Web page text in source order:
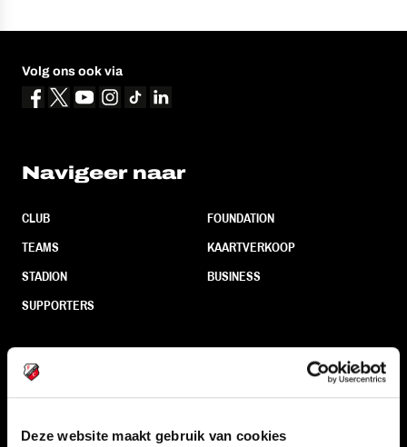
Deze website maakt gebruik van cookies
Volg ons ook via
Navigeer naar
CLUB
TEAMS
STADION
SUPPORTERS
FOUNDATION
KAARTVERKOOP
BUSINESS
Informatie
VEELGESTELDE VRAGEN